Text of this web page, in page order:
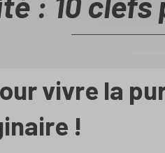
vivre la
!